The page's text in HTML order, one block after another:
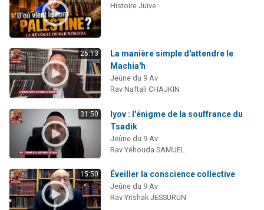
Histoire Juive
26:13
La manière simple d'attendre le
Machia'h
Jeûne du 9 Av
Rav Naftali CHAJKIN
31:50
Iyov : l'énigme de la souffrance du
Tsadik
Jeûne du 9 Av
Rav Yéhouda SAMUEL
15:50 Éveiller la conscience collective
Jeûne du 9 Av
Rav Yitshak JESSURUN